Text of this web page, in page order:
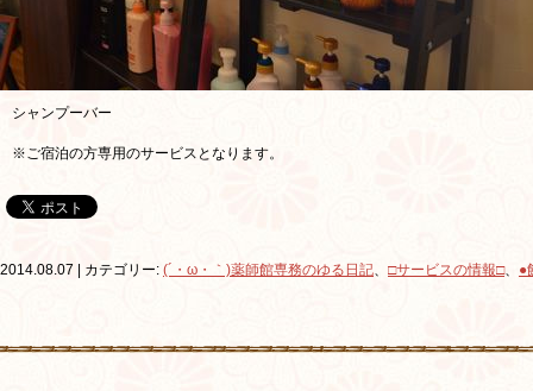
シャンプーバー
※ご宿泊の方専用のサービスとなります。
2014.08.07 | カテゴリー: (´・ω・｀)薬師館専務のゆる日記、 □サービスの情報□、 ●